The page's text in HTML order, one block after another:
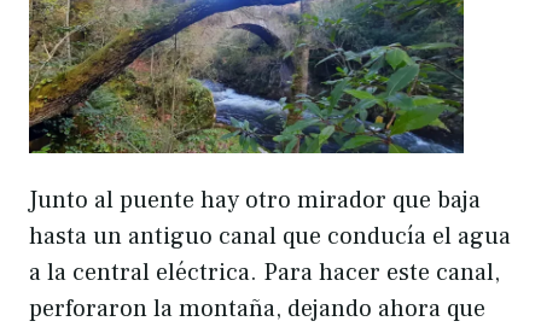
Junto al puente hay otro mirador que baja
hasta un antiguo canal que conducía el agua
a la central eléctrica. Para hacer este canal,
perforaron la montaña, dejando ahora que